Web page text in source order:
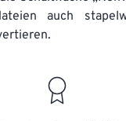
auch